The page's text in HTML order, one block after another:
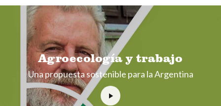
Agroecología y trabajo
Una propuesta sostenible para la Argentina